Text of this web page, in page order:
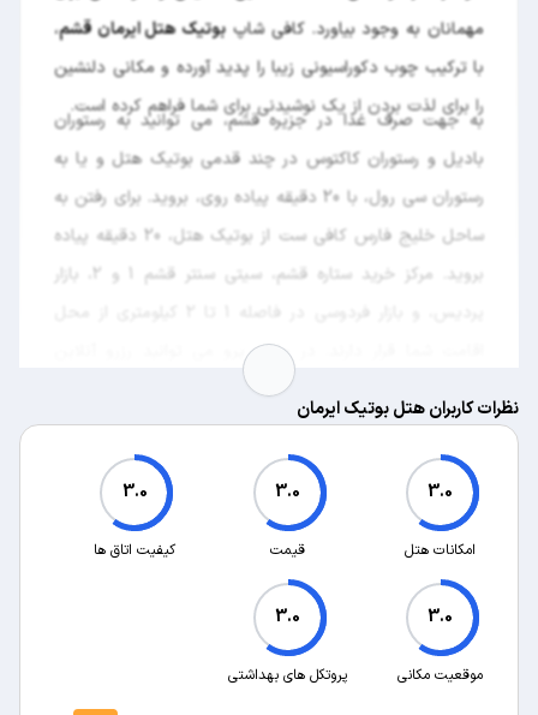
مهمانان به وجود بیاورد. کافی شاپبوتیک هتل ایرمان قشم،
با ترکیب چوب دکوراسیونی زیبا را پدید آورده و مکانی دلنشین
را برای لذت بردن از یک نوشیدنی برای شما فراهم کرده است.
به جهت صرف غذا در جزیره قشم، می توانید به رستوران
بادیل و رستوران کاکتوس در چند قدمی بوتیک هتل و یا به
رستوران سی رول، با 20 دقیقه پیاده روی، بروید. برای رفتن به
ساحل خلیج فارس کافی ست از بوتیک هتل، 20 دقیقه پیاده
بروید. مرکز خرید ستاره قشم، سیتی سنتر قشم 1 و 2، بازار
اقامت شما قرار دارند. در مارکو پرو می توانید رزرو آنلاین
را در بسیاری از فصول سال با تخفیف
انجام دهید و اقامت راحتی را در جزیره قشم تجربه کنید.
نظرات کاربران هتل بوتیک ایرمان
3.0
امکانات هتل
3.0
قیمت
3.0
کیفیت اتاق ها
3.0
موقعیت مکانی
3.0
پروتکل های بهداشتی